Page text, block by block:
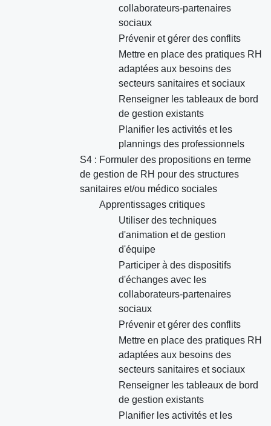
collaborateurs-partenaires
sociaux
Prévenir et gérer des conflits
Mettre en place des pratiques RH
adaptées aux besoins des
secteurs sanitaires et sociaux
Renseigner les tableaux de bord
de gestion existants
Planifier les activités et les
plannings des professionnels
S4 : Formuler des propositions en terme
de gestion de RH pour des structures
sanitaires et/ou médico sociales
Apprentissages critiques
Utiliser des techniques
d'animation et de gestion
d'équipe
Participer à des dispositifs
d'échanges avec les
collaborateurs-partenaires
sociaux
Prévenir et gérer des conflits
Mettre en place des pratiques RH
adaptées aux besoins des
secteurs sanitaires et sociaux
Renseigner les tableaux de bord
de gestion existants
Planifier les activités et les